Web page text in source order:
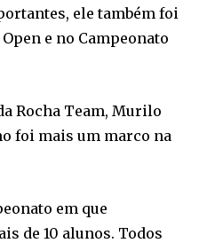
ele também foi
e no Campeonato
Rocha Team, Murilo
foi mais um marco na
em que
de 10 alunos. Todos